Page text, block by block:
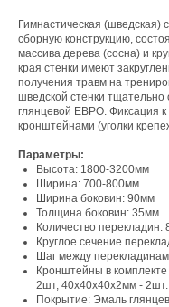
Гимнастическая (шведская)
сборную конструкцию,
массива дерева (сосна) и
края стенки имеют
получения травм на
шведской стенки
глянцевой ЕВРО. Фиксация
кронштейнами (уголки
Параметры:
Высота: 1800-3200мм
Ширина: 700-800мм
Ширина боковин: 90мм
Толщина боковин: 35мм
Количество перекладин:
Круглое сечение
Шаг между
Кронштейны в
2шт, 40х40х40х2мм - 2шт.
Покрытие: Эмаль